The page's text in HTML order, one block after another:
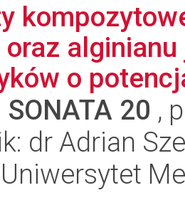
oraz
o
SONATA 20 ,
dr Adrian